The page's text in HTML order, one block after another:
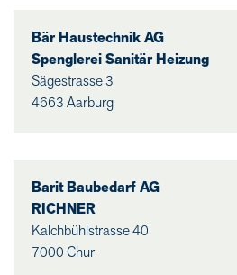
Bär Haustechnik AG
Spenglerei Sanitär Heizung
Sägestrasse 3
4663 Aarburg
Barit Baubedarf AG
RICHNER
Kalchbühlstrasse 40
7000 Chur